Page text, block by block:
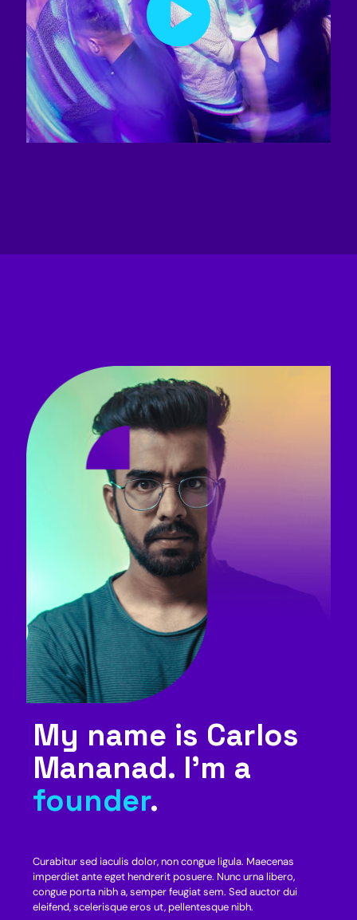
My name is Carlos
Mananad. I’m a
founder.
Curabitur sed iaculis dolor, non congue ligula. Maecenas
imperdiet ante eget hendrerit posuere. Nunc urna libero,
congue porta nibh a, semper feugiat sem. Sed auctor dui
eleifend, scelerisque eros ut, pellentesque nibh.